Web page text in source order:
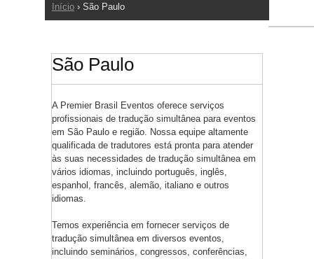
Você está aqui
Início › São Paulo
São Paulo
A Premier Brasil Eventos oferece serviços
profissionais de tradução simultânea para eventos
em São Paulo e região. Nossa equipe altamente
qualificada de tradutores está pronta para atender
às suas necessidades de tradução simultânea em
vários idiomas, incluindo português, inglês,
espanhol, francês, alemão, italiano e outros
idiomas.
Temos experiência em fornecer serviços de
tradução simultânea em diversos eventos,
incluindo seminários, congressos, conferências,